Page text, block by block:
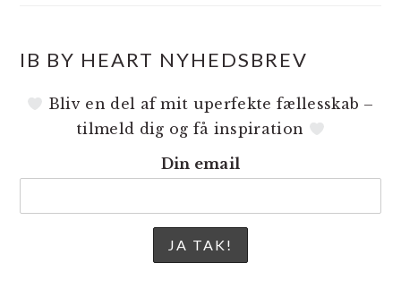
IB BY HEART NYHEDSBREV
Bliv en del af mit uperfekte fællesskab –
tilmeld dig og få inspiration
Din email